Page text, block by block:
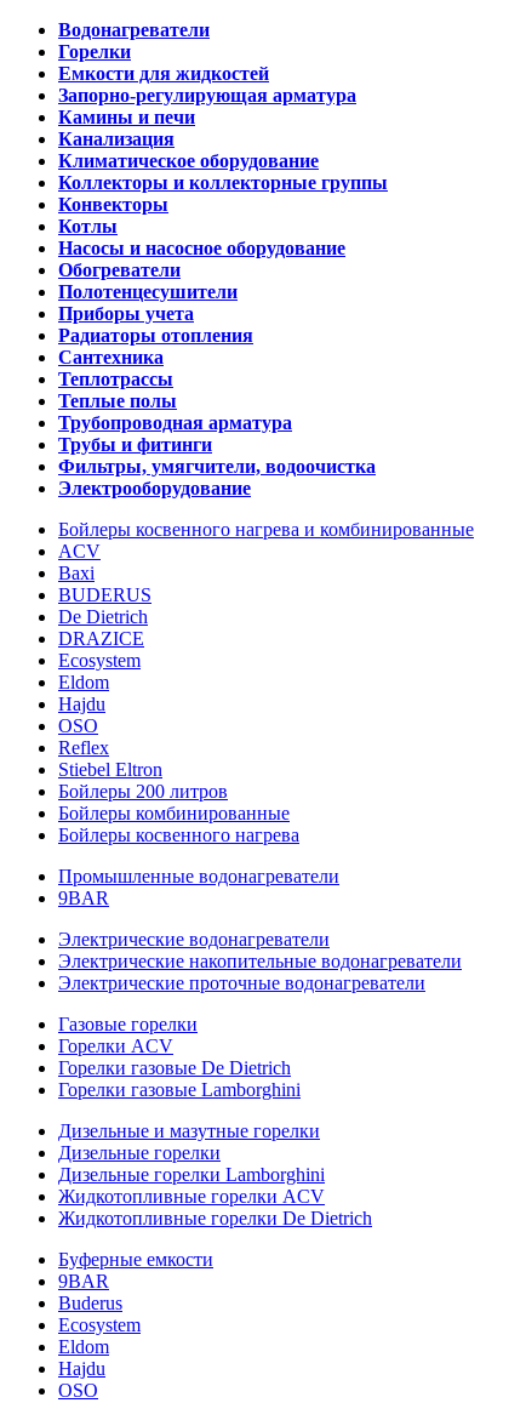
Водонагреватели
Горелки
Емкости для жидкостей
Запорно-регулирующая арматура
Камины и печи
Канализация
Климатическое оборудование
Коллекторы и коллекторные группы
Конвекторы
Котлы
Насосы и насосное оборудование
Обогреватели
Полотенцесушители
Приборы учета
Радиаторы отопления
Сантехника
Теплотрассы
Теплые полы
Трубопроводная арматура
Трубы и фитинги
Фильтры, умягчители, водоочистка
Электрооборудование
Бойлеры косвенного нагрева и комбинированные
ACV
Baxi
BUDERUS
De Dietrich
DRAZICE
Ecosystem
Eldom
Hajdu
OSO
Reflex
Stiebel Eltron
Бойлеры 200 литров
Бойлеры комбинированные
Бойлеры косвенного нагрева
Промышленные водонагреватели
9BAR
Электрические водонагреватели
Электрические накопительные водонагреватели
Электрические проточные водонагреватели
Газовые горелки
Горелки ACV
Горелки газовые De Dietrich
Горелки газовые Lamborghini
Дизельные и мазутные горелки
Дизельные горелки
Дизельные горелки Lamborghini
Жидкотопливные горелки ACV
Жидкотопливные горелки De Dietrich
Буферные емкости
9BAR
Buderus
Ecosystem
Eldom
Hajdu
OSO